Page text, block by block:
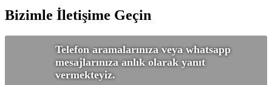
Bizimle İletişime Geçin
Telefon aramalarınıza veya whatsapp
mesajlarınıza anlık olarak yanıt
vermekteyiz.